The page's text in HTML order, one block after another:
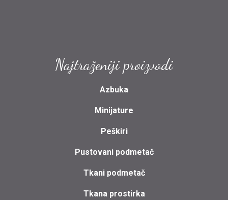
Najtraženiji proizvodi
Azbuka
Minijature
Peškiri
Pustovani podmetač
Tkani podmetač
Tkana prostirka